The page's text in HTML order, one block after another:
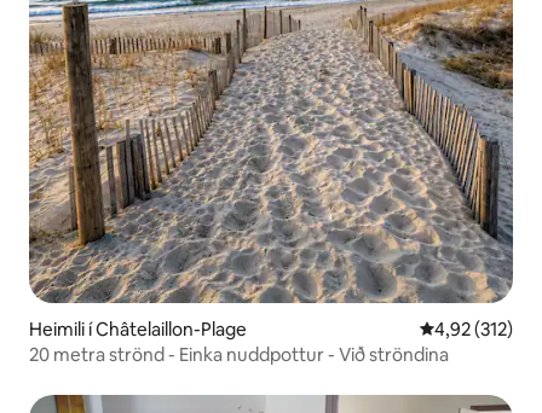
Heimili í Châtelaillon-Plage 4,92 af 5 í
4,92 (312)
20 metra strönd - Einka nuddpottur - Við ströndina